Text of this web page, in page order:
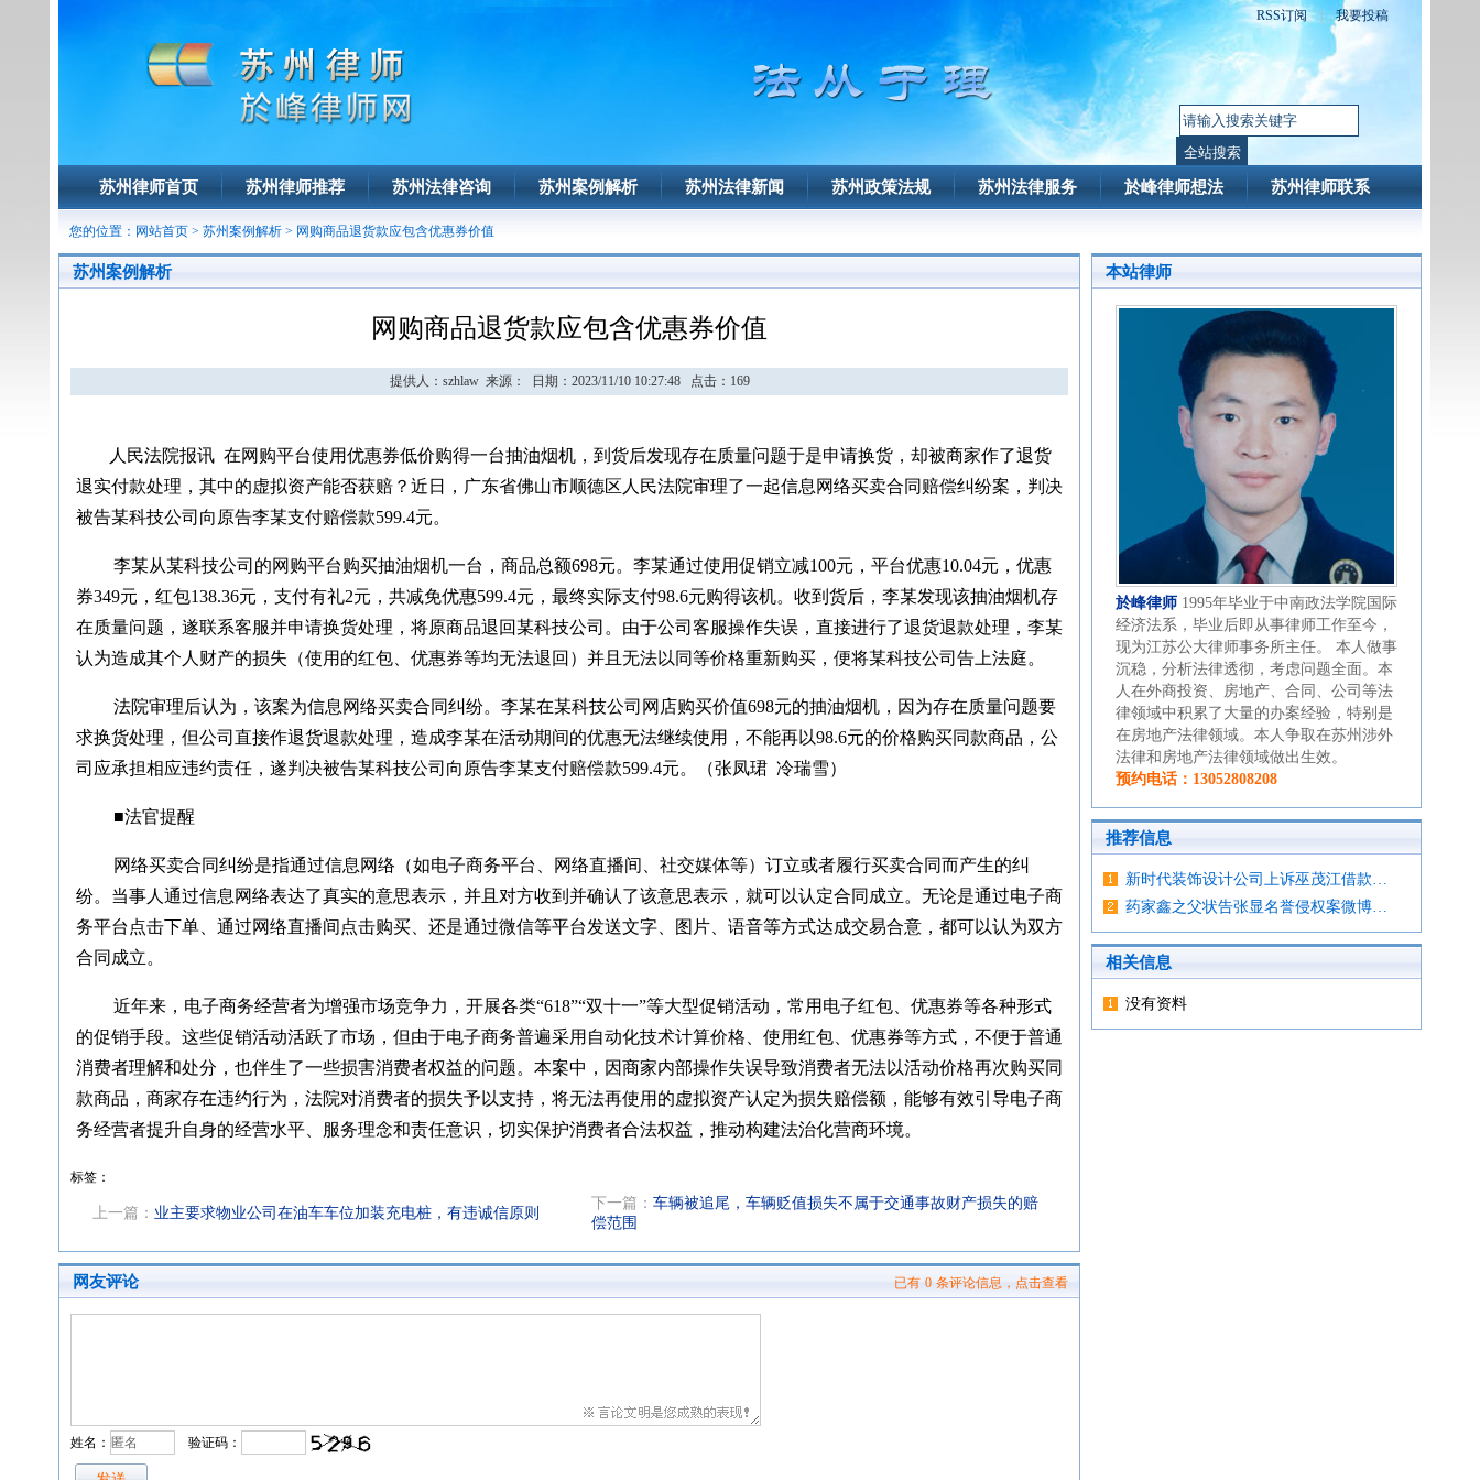
RSS订阅|我要投稿
苏州律师首页 苏州律师推荐 苏州法律咨询 苏州案例解析 苏州法律新闻 苏州政策法规 苏州法律服务 於峰律师想法 苏州律师联系
您的位置： 网站首页 > 苏州案例解析 > 网购商品退货款应包含优惠券价值
苏州案例解析
网购商品退货款应包含优惠券价值
提供人：szhlaw 来源： 日期：2023/11/10 10:27:48 点击： 169
人民法院报讯 在网购平台使用优惠券低价购得一台抽油烟机，到货后发现存在质量问题于是申请换货，却被商家作了退货
退实付款处理，其中的虚拟资产能否获赔？近日，广东省佛山市顺德区人民法院审理了一起信息网络买卖合同赔偿纠纷案，判决
被告某科技公司向原告李某支付赔偿款599.4元。
李某从某科技公司的网购平台购买抽油烟机一台，商品总额698元。李某通过使用促销立减100元，平台优惠10.04元，优惠
券349元，红包138.36元，支付有礼2元，共减免优惠599.4元，最终实际支付98.6元购得该机。收到货后，李某发现该抽油烟机存
在质量问题，遂联系客服并申请换货处理，将原商品退回某科技公司。由于公司客服操作失误，直接进行了退货退款处理，李某
认为造成其个人财产的损失（使用的红包、优惠券等均无法退回）并且无法以同等价格重新购买，便将某科技公司告上法庭。
法院审理后认为，该案为信息网络买卖合同纠纷。李某在某科技公司网店购买价值698元的抽油烟机，因为存在质量问题要
求换货处理，但公司直接作退货退款处理，造成李某在活动期间的优惠无法继续使用，不能再以98.6元的价格购买同款商品，公
司应承担相应违约责任，遂判决被告某科技公司向原告李某支付赔偿款599.4元。（张凤珺 冷瑞雪）
■法官提醒
网络买卖合同纠纷是指通过信息网络（如电子商务平台、网络直播间、社交媒体等）订立或者履行买卖合同而产生的纠
纷。当事人通过信息网络表达了真实的意思表示，并且对方收到并确认了该意思表示，就可以认定合同成立。无论是通过电子商
务平台点击下单、通过网络直播间点击购买、还是通过微信等平台发送文字、图片、语音等方式达成交易合意，都可以认为双方
合同成立。
近年来，电子商务经营者为增强市场竞争力，开展各类“618”“双十一”等大型促销活动，常用电子红包、优惠券等各种形式
的促销手段。这些促销活动活跃了市场，但由于电子商务普遍采用自动化技术计算价格、使用红包、优惠券等方式，不便于普通
消费者理解和处分，也伴生了一些损害消费者权益的问题。本案中，因商家内部操作失误导致消费者无法以活动价格再次购买同
款商品，商家存在违约行为，法院对消费者的损失予以支持，将无法再使用的虚拟资产认定为损失赔偿额，能够有效引导电子商
务经营者提升自身的经营水平、服务理念和责任意识，切实保护消费者合法权益，推动构建法治化营商环境。
标签：
上一篇： 业主要求物业公司在油车车位加装充电桩，有违诚信原则
下一篇： 车辆被追尾，车辆贬值损失不属于交通事故财产损失的赔
偿范围
已有 0 条评论信息，点击查看
网友评论
姓名： 验证码：
本站律师
於峰律师 1995年毕业于中南政法学院国际
经济法系，毕业后即从事律师工作至今，
现为江苏公大律师事务所主任。 本人做事
沉稳，分析法律透彻，考虑问题全面。本
人在外商投资、房地产、合同、公司等法
律领域中积累了大量的办案经验，特别是
在房地产法律领域。本人争取在苏州涉外
法律和房地产法律领域做出生效。
预约电话：13052808208
推荐信息
新时代装饰设计公司上诉巫茂江借款…
药家鑫之父状告张显名誉侵权案微博…
相关信息
没有资料